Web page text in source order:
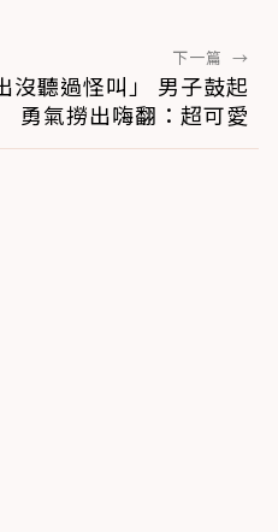
下一篇 →
沒聽過怪叫」 男子鼓起
勇氣撈出嗨翻：超可愛